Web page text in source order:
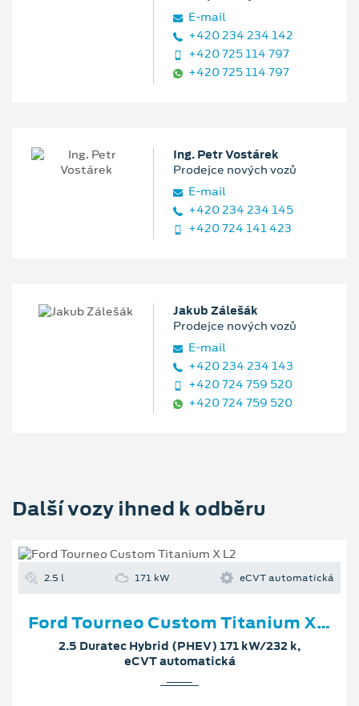
E‑mail
+420 234 234 142
+420 725 114 797
+420 725 114 797
Ing. Petr Vostárek
Prodejce nových vozů
E‑mail
+420 234 234 145
+420 724 141 423
Jakub Zálešák
Prodejce nových vozů
E‑mail
+420 234 234 143
+420 724 759 520
+420 724 759 520
Další vozy ihned k odběru
2.5 l 171 kW eCVT automatická
Ford Tourneo Custom Titanium X L2
2.5 Duratec Hybrid (PHEV) 171 kW/232 k,
eCVT automatická